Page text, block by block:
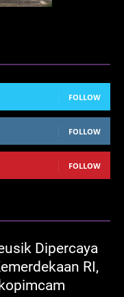
FOLLOW
FOLLOW
FOLLOW
Dipercaya
RI,